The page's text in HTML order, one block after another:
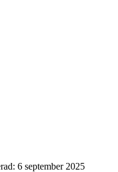
6 september 2025